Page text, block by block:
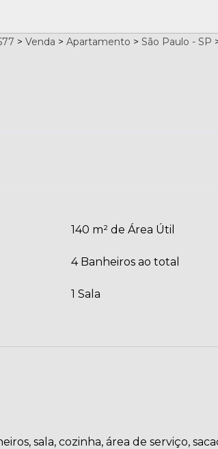
> Venda > Apartamento > São Paulo - SP
140 m² de Área Útil
4 Banheiros ao total
1 Sala
sala, cozinha, área de serviço,